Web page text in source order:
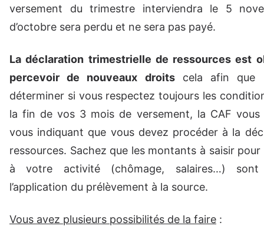
versement du trimestre interviendra le 5
d’octobre sera perdu et ne sera pas payé.
La déclaration trimestrielle de ressources est
percevoir de nouveaux droitscela afin que
déterminer si vous respectez toujours les
la fin de vos 3 mois de versement, la CAF vous
vous indiquant que vous devez procéder à la
ressources. Sachez que les montants à saisir pour
à votre activité (chômage, salaires…) sont
l’application du prélèvement à la source.
Vous avez plusieurs possibilités de la faire :